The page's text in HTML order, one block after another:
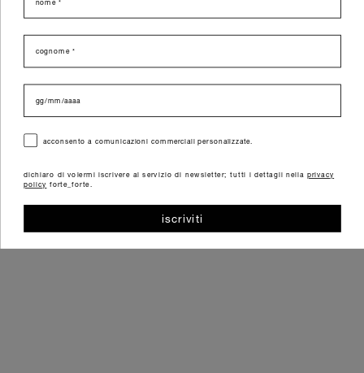
cognome
data di nascita
consensoacconsento a comunicazioni commerciali personalizzate.
dichiaro di volermi iscrivere al servizio di newsletter; tutti i dettagli nella privacy
policy forte_forte.
iscriviti